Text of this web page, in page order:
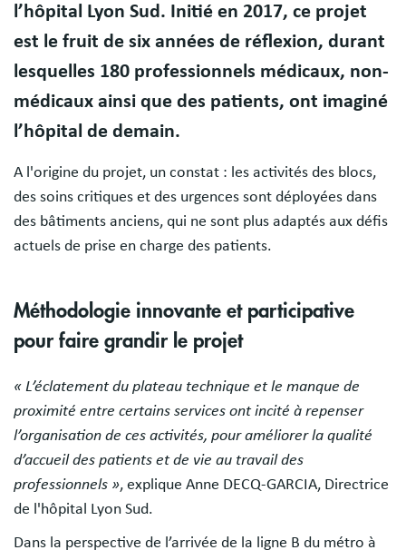
l’hôpital Lyon Sud. Initié en 2017, ce projet
est le fruit de six années de réflexion, durant
lesquelles 180 professionnels médicaux, non-
médicaux ainsi que des patients, ont imaginé
l’hôpital de demain.
A l'origine du projet, un constat : les activités des blocs,
des soins critiques et des urgences sont déployées dans
des bâtiments anciens, qui ne sont plus adaptés aux défis
actuels de prise en charge des patients.
Méthodologie innovante et participative
pour faire grandir le projet
« L’éclatement du plateau technique et le manque de
proximité entre certains services ont incité à repenser
l’organisation de ces activités, pour améliorer la qualité
d’accueil des patients et de vie au travail des
professionnels », explique Anne DECQ-GARCIA, Directrice
de l'hôpital Lyon Sud.
Dans la perspective de l’arrivée de la ligne B du métro à